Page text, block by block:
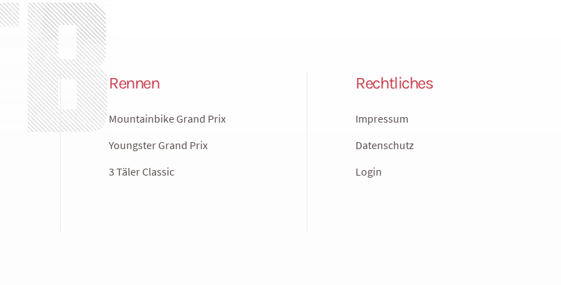
Rennen
Mountainbike Grand Prix
Youngster Grand Prix
3 Täler Classic
Rechtliches
Impressum
Datenschutz
Login